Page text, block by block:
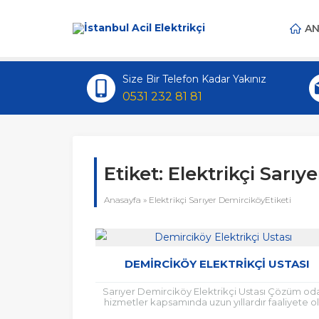
Size Bir Telefon Kadar Yakınız
0531 232 81 81
Etiket: Elektrikçi
Anasayfa » Elektrikçi Sarıyer DemirciköyEtiketi
DEMIRCIKÖY ELEKTRIKÇI USTASI
Sarıyer Demirciköy Elektrikçi Ustası Çözüm
hizmetler kapsamında uzun yıllardır faaliyete